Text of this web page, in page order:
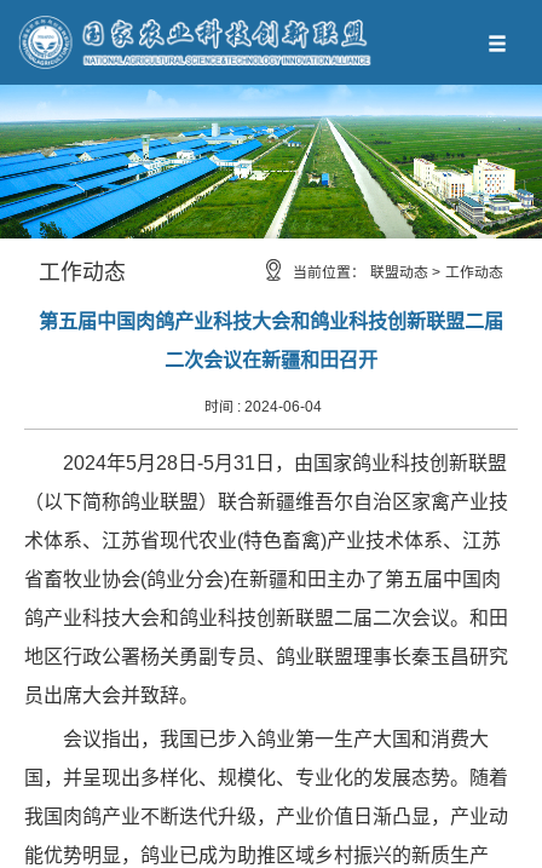
工作动态 当前位置： 联盟动态 > 工作动态
第五届中国肉鸽产业科技大会和鸽业科技创新联盟二届
二次会议在新疆和田召开
时间 : 2024-06-04
2024年5月28日-5月31日，由国家鸽业科技创新联盟
（以下简称鸽业联盟）联合新疆维吾尔自治区家禽产业技
术体系、江苏省现代农业(特色畜禽)产业技术体系、江苏
省畜牧业协会(鸽业分会)在新疆和田主办了第五届中国肉
鸽产业科技大会和鸽业科技创新联盟二届二次会议。和田
地区行政公署杨关勇副专员、鸽业联盟理事长秦玉昌研究
员出席大会并致辞。
会议指出，我国已步入鸽业第一生产大国和消费大
国，并呈现出多样化、规模化、专业化的发展态势。随着
我国肉鸽产业不断迭代升级，产业价值日渐凸显，产业动
能优势明显，鸽业已成为助推区域乡村振兴的新质生产